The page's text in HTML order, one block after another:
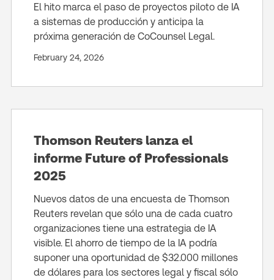
El hito marca el paso de proyectos piloto de IA
a sistemas de producción y anticipa la
próxima generación de CoCounsel Legal.
February 24, 2026
Thomson Reuters lanza el
informe Future of Professionals
2025
Nuevos datos de una encuesta de Thomson
Reuters revelan que sólo una de cada cuatro
organizaciones tiene una estrategia de IA
visible. El ahorro de tiempo de la IA podría
suponer una oportunidad de $32.000 millones
de dólares para los sectores legal y fiscal sólo